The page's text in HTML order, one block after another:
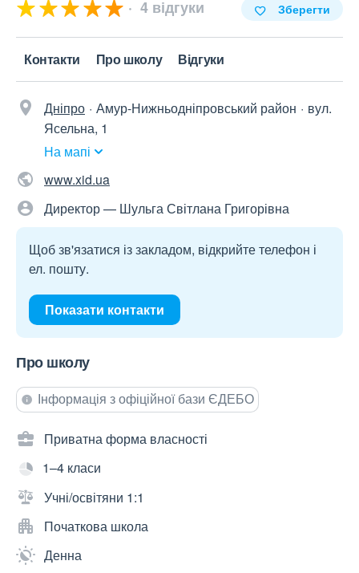
4 відгуки Зберегти
Контакти Про школу Відгуки
Дніпро Амур-Нижньодніпровський район
вул.
Ясельна, 1
На мапі
www.xid.ua
Директор — Шульга Світлана Григорівна
Щоб зв'язатися із закладом, відкрийте телефон і
ел. пошту.
Показати контакти
Про школу
Інформація з офіційної бази ЄДЕБО
Приватна форма власності
1–4 класи
Учні/освітяни 1:1
Початкова школа
Денна